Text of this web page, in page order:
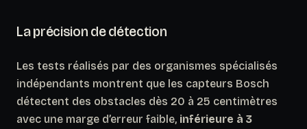
La précision de détection
Les tests réalisés par des organismes spécialisés
indépendants montrent que les capteurs Bosch
détectent des obstacles dès 20 à 25 centimètres
avec une marge d’erreur faible, inférieure à 3